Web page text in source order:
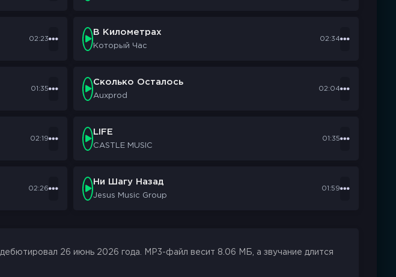
02:23
В Километрах
Который Час
02:34
01:35
Сколько Осталось
Auxprod
02:04
02:19
LIFE
CASTLE MUSIC
01:35
02:26
Ни Шагу Назад
Jesus Music Group
01:59
дебютировал 26 июнь 2026 года. MP3-файл весит 8.06 МБ, а звучание длится